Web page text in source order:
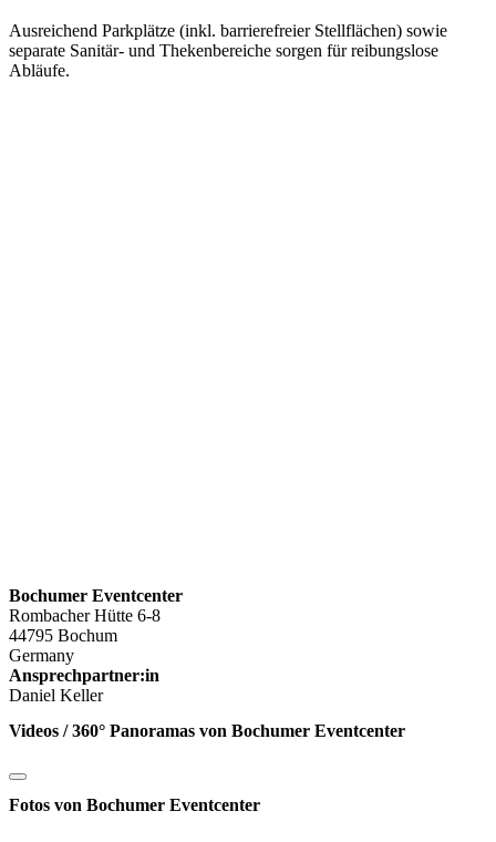
Ausreichend Parkplätze (inkl. barrierefreier Stellflächen) sowie
separate Sanitär- und Thekenbereiche sorgen für reibungslose
Abläufe.
Bochumer Eventcenter
Rombacher Hütte 6-8
44795 Bochum
Germany
Ansprechpartner:in
Daniel Keller
Videos / 360° Panoramas von Bochumer Eventcenter
Fotos von Bochumer Eventcenter